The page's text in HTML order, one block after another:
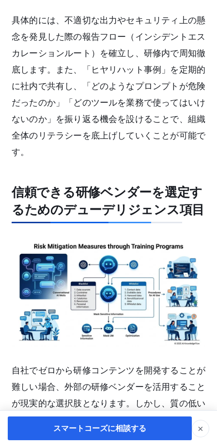
具体的には、不適切な出力やセキュリティ上の懸
念を発見した際の報告フロー（インシデントエス
カレーションルート）を確立し、研修内で周知徹
底します。また、「ヒヤリハット事例」を定期的
に社内で共有し、「どのようなプロンプトが危険
だったのか」「どのツールを業務で使ってはいけ
ないのか」を振り返る機会を設けることで、組織
全体のリテラシーを底上げしていくことが可能で
す。
信頼できる研修ベンダーを選定す
るためのデューデリジェンス項目
自社でゼロから研修コンテンツを開発することが
難しい場合、外部の研修ベンダーを活用すること
が現実的な選択肢となります。しかし、質の低い
研修を提供する事業者も存在するため、厳格な事
前調査（デューデリジェンス）を行う必要があり
スマートコーズに相談する ×